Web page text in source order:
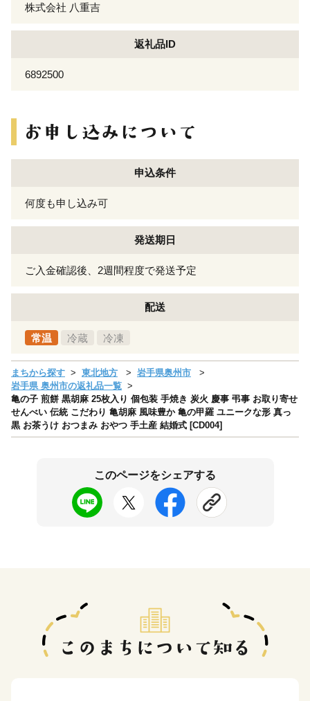
株式会社 ⼋重吉
返礼品ID
6892500
申込条件
何度も申し込み可
発送期日
ご入金確認後、2週間程度で発送予定
配送
常温 冷蔵 冷凍
まちから探す 東北地方
岩手県奥州市
岩手県 奥州市の返礼品一覧
亀の子 煎餅 黒胡麻 25枚入り 個包装 手焼き 炭火 慶事 弔事 お取り寄せ
せんべい 伝統 こだわり 亀胡麻 風味豊か 亀の甲羅 ユニークな形 真っ
黒 お茶うけ おつまみ おやつ 手土産 結婚式 [CD004]
このページをシェアする